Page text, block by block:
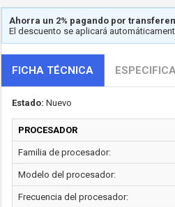
Ahorra un 2% pagando por
El descuento se aplicará
FICHA TÉCNICA
Estado: Nuevo
PROCESADOR
Familia de procesador:
Modelo del procesador:
Frecuencia del procesador: